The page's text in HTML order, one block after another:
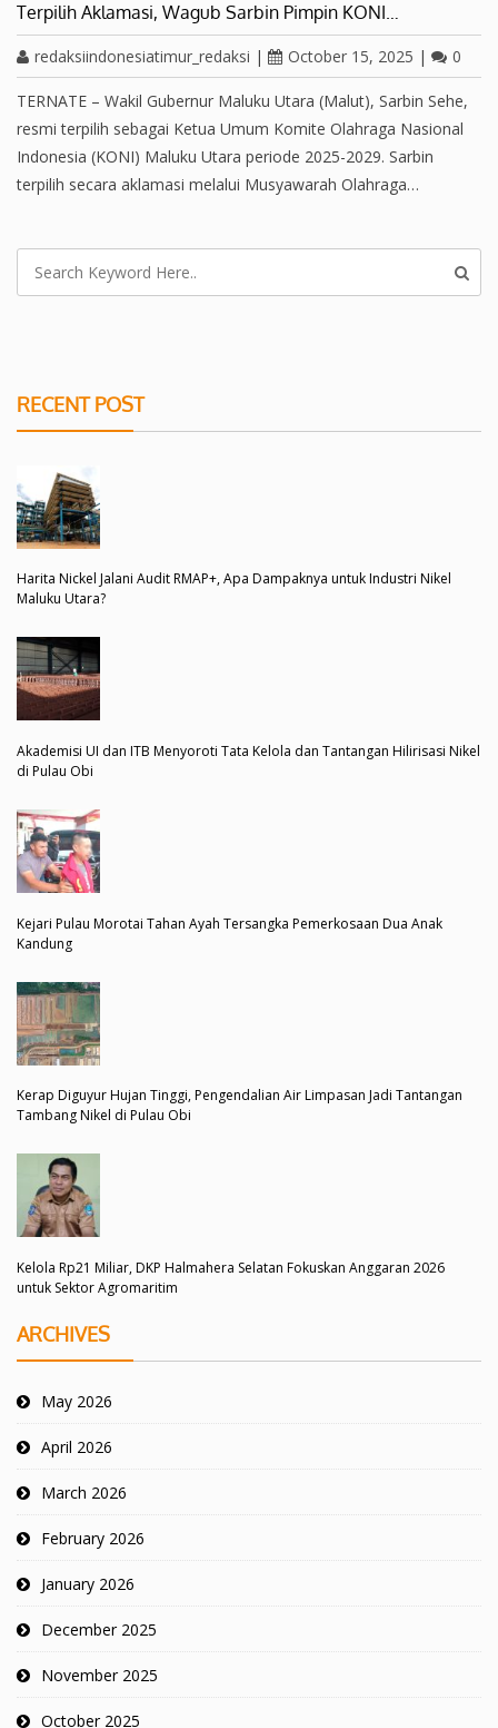
Terpilih Aklamasi, Wagub Sarbin Pimpin KONI…
redaksiindonesiatimur_redaksi | October 15, 2025 | 0
TERNATE – Wakil Gubernur Maluku Utara (Malut), Sarbin Sehe,
resmi terpilih sebagai Ketua Umum Komite Olahraga Nasional
Indonesia (KONI) Maluku Utara periode 2025-2029. Sarbin
terpilih secara aklamasi melalui Musyawarah Olahraga…
RECENT POST
Harita Nickel Jalani Audit RMAP+, Apa Dampaknya untuk Industri Nikel
Maluku Utara?
Akademisi UI dan ITB Menyoroti Tata Kelola dan Tantangan Hilirisasi Nikel
di Pulau Obi
Kejari Pulau Morotai Tahan Ayah Tersangka Pemerkosaan Dua Anak
Kandung
Kerap Diguyur Hujan Tinggi, Pengendalian Air Limpasan Jadi Tantangan
Tambang Nikel di Pulau Obi
Kelola Rp21 Miliar, DKP Halmahera Selatan Fokuskan Anggaran 2026
untuk Sektor Agromaritim
ARCHIVES
May 2026
April 2026
March 2026
February 2026
January 2026
December 2025
November 2025
October 2025